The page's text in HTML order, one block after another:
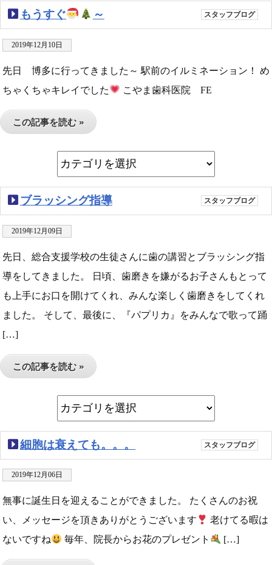
もうすぐ ～ スタッフブログ
2019年12月10日
先日 博多に行ってきました～ 駅前のイルミネーション！ め
ちゃくちゃキレイでした
こやま歯科医院 FE
この記事を読む »
ブラッシング指導 スタッフブログ
2019年12月09日
先日、総合支援学校の生徒さんに歯の講習とブラッシング指
導をしてきました。 日頃、歯磨きを嫌がるお子さんもとって
も上手にお口を開けてくれ、みんな楽しく歯磨きをしてくれ
ました。 そして、最後に、『パプリカ』をみんなで歌って踊
[…]
この記事を読む »
細胞は衰えても。。。 スタッフブログ
2019年12月06日
無事に誕生日を迎えることができました。 たくさんのお祝
い、メッセージを頂きありがとうございます
老けてる暇は
ないですね
毎年、院長からお花のプレゼント […]